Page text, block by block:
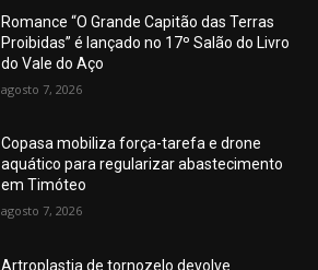
Romance “O Grande Capitão das Terras
Proibidas” é lançado no 17º Salão do Livro
do Vale do Aço
agosto 7, 2026
Copasa mobiliza força-tarefa e drone
aquático para regularizar abastecimento
em Timóteo
agosto 7, 2026
Artroplastia de tornozelo devolve